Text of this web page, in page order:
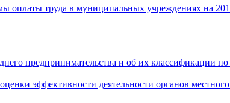
оплаты труда в муниципальных учреждениях на
предпринимательства и об их классификации
эффективности деятельности органов